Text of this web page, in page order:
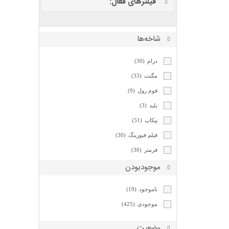
شاخه‌ها
درام (30)
مگنت (33)
فوم رول (9)
بلید (3)
پیکاپ (51)
فیلم فیوزینگ (30)
فرمتر (30)
غلطک پرس
بوش غلطک پرس
سینی ورودی کاغذ
موجودبودن
ناموجود (19)
موجودی (425)